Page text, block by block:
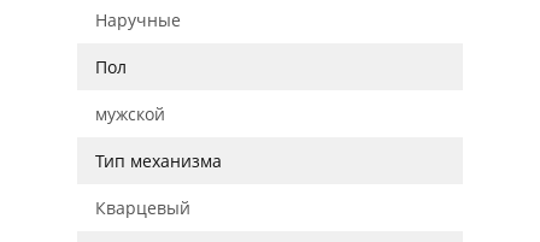
Наручные
Пол
мужской
Тип механизма
Кварцевый